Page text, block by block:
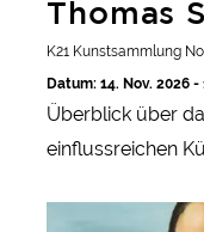
Thomas
K21 Kunstsammlung
Datum: 14. Nov. 2026 -
Überblick über
einflussreichen
einschließlich
Carl Grossberg.